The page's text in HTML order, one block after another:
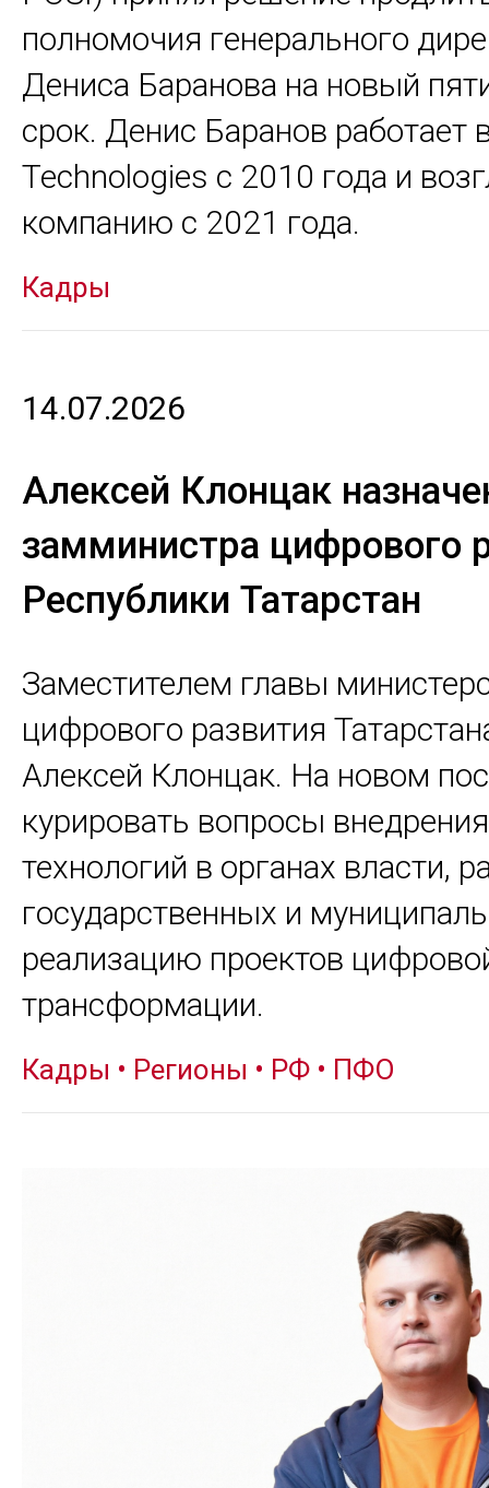
полномочия генерального
Дениса Баранова на новый
срок. Денис Баранов работает
Technologies с 2010 года и
компанию с 2021 года.
Кадры
14.07.2026
Алексей Клонцак
замминистра цифрового
Республики Татарстан
Заместителем главы
цифрового развития
Алексей Клонцак. На новом
курировать вопросы
технологий в органах власти,
государственных и
реализацию проектов
трансформации.
Кадры • Регионы • РФ • ПФО